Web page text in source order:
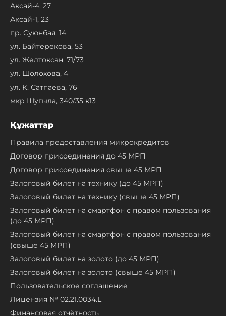
Аксай-4, 27
Аксай-1, 23
пр. Суюнбая, 14
ул. Байтерекова, 53
ул. Желтоксан, 71/73
ул. Шолохова, 4
ул. К. Сатпаева, 76
мкр Шугыла, 340/35 к13
Құжаттар
Правила предоставления микрокредитов
Договор присоединения до 45 МРП
Договор присоединения свыше 45 МРП
Залоговый билет на технику (до 45 МРП)
Залоговый билет на технику (свыше 45 МРП)
Залоговый билет на смартфон с правом пользования
(до 45 МРП)
Залоговый билет на смартфон с правом пользования
(свыше 45 МРП)
Залоговый билет на золото (до 45 МРП)
Залоговый билет на золото (свыше 45 МРП)
Пользовательское соглашение
Лицензия № 02.21.0034.L
Финансовая отчётность